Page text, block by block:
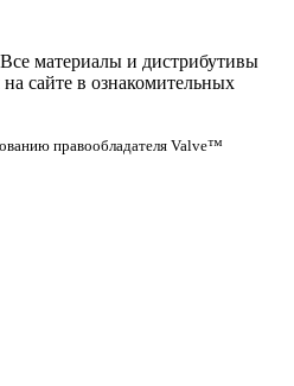
материалы и дистрибутивы
сайте в ознакомительных
правообладателя Valve™